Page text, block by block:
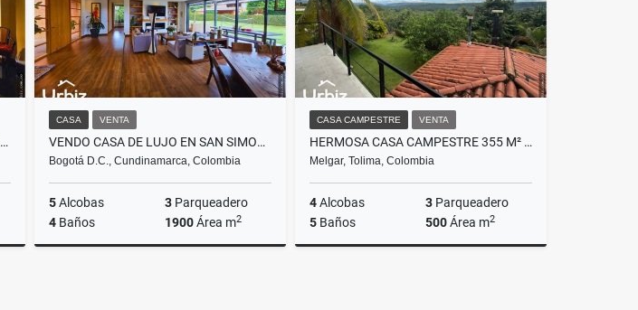
VENTA DE APARTAMENTO DE 410 M² CON 65 M² DE TERRAZAS EN BOSQUE MEDINA
CASA VENTA
VENDO CASA DE LUJO EN SAN SIMON DE 447M
Bogotá D.C., Cundinamarca, Colombia
5Alcobas 3 Parqueadero
4 Baños 1900Área m2
CASA CAMPESTRE VENTA
HERMOSA CASA CAMPESTRE 355 M² EN VERDESOL, MELGAR
Melgar, Tolima, Colombia
4Alcobas 3 Parqueadero
5 Baños 500Área m2